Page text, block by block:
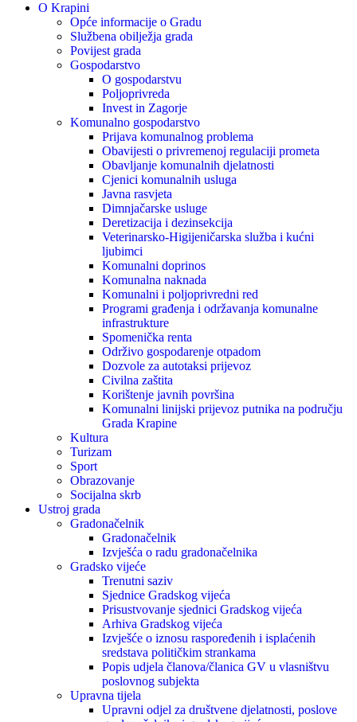
O Krapini
Opće informacije o Gradu
Službena obilježja grada
Povijest grada
Gospodarstvo
O gospodarstvu
Poljoprivreda
Invest in Zagorje
Komunalno gospodarstvo
Prijava komunalnog problema
Obavijesti o privremenoj regulaciji prometa
Obavljanje komunalnih djelatnosti
Cjenici komunalnih usluga
Javna rasvjeta
Dimnjačarske usluge
Deretizacija i dezinsekcija
Veterinarsko-Higijeničarska služba i kućni
ljubimci
Komunalni doprinos
Komunalna naknada
Komunalni i poljoprivredni red
Programi građenja i održavanja komunalne
infrastrukture
Spomenička renta
Održivo gospodarenje otpadom
Dozvole za autotaksi prijevoz
Civilna zaštita
Korištenje javnih površina
Komunalni linijski prijevoz putnika na području
Grada Krapine
Kultura
Turizam
Sport
Obrazovanje
Socijalna skrb
Ustroj grada
Gradonačelnik
Gradonačelnik
Izvješća o radu gradonačelnika
Gradsko vijeće
Trenutni saziv
Sjednice Gradskog vijeća
Prisustvovanje sjednici Gradskog vijeća
Arhiva Gradskog vijeća
Izvješće o iznosu raspoređenih i isplaćenih
sredstava političkim strankama
Popis udjela članova/članica GV u vlasništvu
poslovnog subjekta
Upravna tijela
Upravni odjel za društvene djelatnosti, poslove